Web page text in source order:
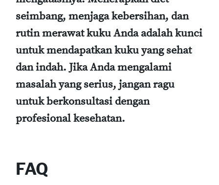
seimbang, menjaga kebersihan, dan
rutin merawat kuku Anda adalah kunci
untuk mendapatkan kuku yang sehat
dan indah. Jika Anda mengalami
masalah yang serius, jangan ragu
untuk berkonsultasi dengan
profesional kesehatan.
FAQ